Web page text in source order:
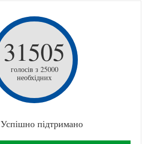
31505
голосів з 25000
необхідних
Успішно підтримано